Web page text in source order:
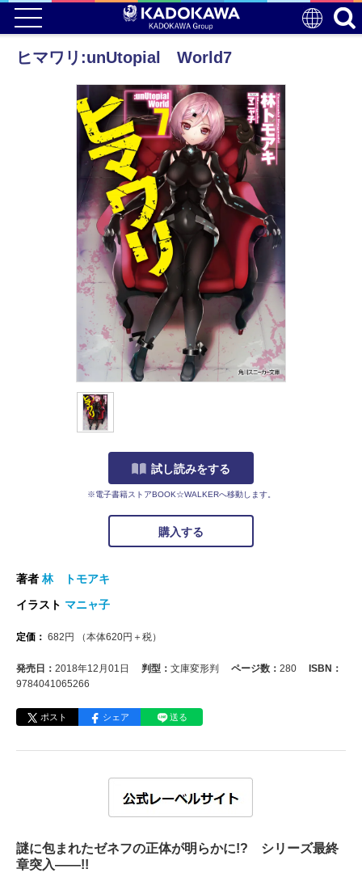
ヒマワリ:unUtopial World7
試し読みをする
※電子書籍ストアBOOK☆WALKERへ移動します。
購入する
著者 林 トモアキ
イラスト マニャ子
定価： 682 円 （本体620円＋税）
発売日： 2018年12月01日 判型： 文庫変形判 ページ数： 280
ISBN：
9784041065266
ポスト シェア 送る
謎に包まれたゼネフの正体が明らかに!? シリーズ最終
章突入――!!